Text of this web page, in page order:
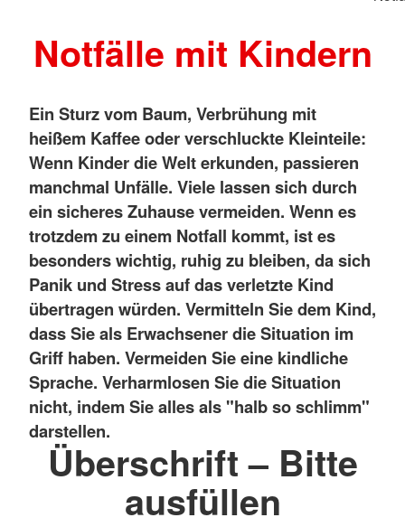
Notfälle mit Kindern
Ein Sturz vom Baum, Verbrühung mit
heißem Kaffee oder verschluckte Kleinteile:
Wenn Kinder die Welt erkunden, passieren
manchmal Unfälle. Viele lassen sich durch
ein sicheres Zuhause vermeiden. Wenn es
trotzdem zu einem Notfall kommt, ist es
besonders wichtig, ruhig zu bleiben, da sich
Panik und Stress auf das verletzte Kind
übertragen würden. Vermitteln Sie dem Kind,
dass Sie als Erwachsener die Situation im
Griff haben. Vermeiden Sie eine kindliche
Sprache. Verharmlosen Sie die Situation
nicht, indem Sie alles als "halb so schlimm"
darstellen.
Überschrift – Bitte
ausfüllen